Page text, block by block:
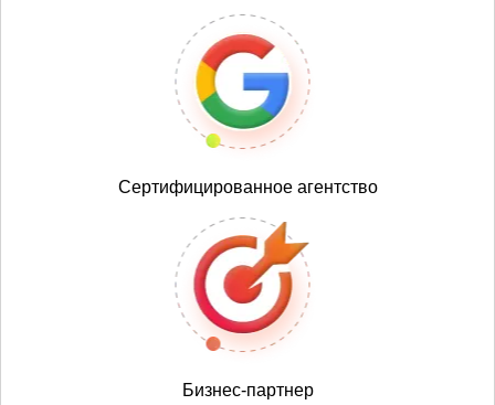
Сертифицированное агентство
Бизнес-партнер